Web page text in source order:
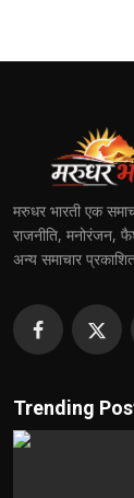
मरुधर भारती एक
राजनीति, मनोरंजन,
अन्य समाचार
Trending